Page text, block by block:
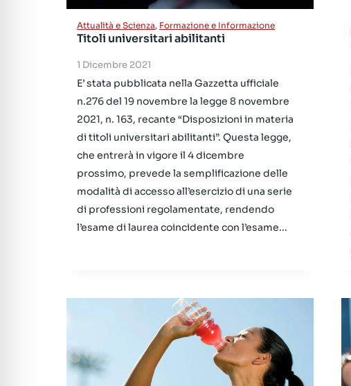
Attualità e Scienza, Formazione e Informazione
Titoli universitari abilitanti
1 Dicembre 2021
E’ stata pubblicata nella Gazzetta ufficiale
n.276 del 19 novembre la legge 8 novembre
2021, n. 163, recante “Disposizioni in materia
di titoli universitari abilitanti”. Questa legge,
che entrerà in vigore il 4 dicembre
prossimo, prevede la semplificazione delle
modalità di accesso all’esercizio di una serie
di professioni regolamentate, rendendo
l’esame di laurea coincidente con l’esame...